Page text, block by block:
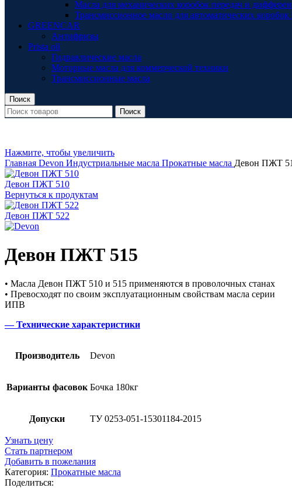
Масла для механических коробок передач и
Трансмиссионное масло для автоматических коробок
GREENCAR
Антифризы
Prista oil
Гидравлические масла
Моторные масла для коммерческой техники
Трансмиссионные масла
Поиск
Поиск
Нажмите, чтобы увеличить
Главная Devon Индустриальные масла Прокатные масла Девон ПЖТ
Девон ПЖТ 510
Вернуться к продуктам
Девон ПЖТ 522
Девон ПЖТ 515
• Масла Девон ПЖТ 510 и 515 применяются в проволочных станах
• Превосходят по своим эксплуатационным свойствам масла серии
ИПВ
— Технические характеристики
Производитель Devon
Варианты фасовок Бочка 180кг
Допуски ТУ 0253-051-15301184-2015
Узнать цену
Стать партнером
Добавить в пожелания
Категория: Прокатные масла
Поделиться: